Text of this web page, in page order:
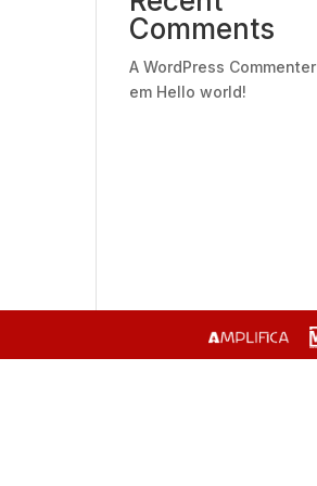
Comments
A WordPress Commenter
em Hello world!